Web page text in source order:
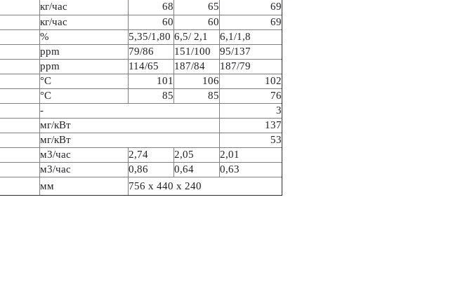
кг/час 68 65
69
кг/час 60 60
69
% 5,35/1,80 6,5/ 2,1
6,1/1,8
ppm 79/86 151/100
95/137
ppm 114/65 187/84
187/79
°С 101 106
102
°С 85 85
76
-
3
мг/кВт
137
мг/кВт
53
м3/час 2,74 2,05
2,01
м3/час 0,86 0,64
0,63
мм 756 х 440 х 240